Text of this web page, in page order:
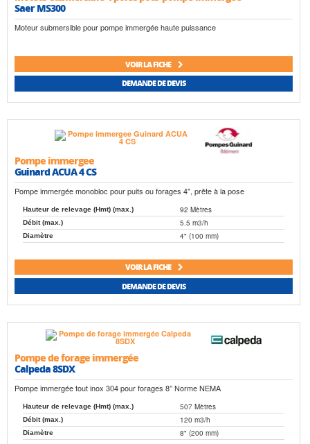
Saer MS300
Moteur submersible pour pompe immergée haute puissance
VOIR LA FICHE
DEMANDE DE DEVIS
Pompe immergee
Guinard ACUA 4 CS
Pompe immergée monobloc pour puits ou forages 4", prête à la pose
Hauteur de relevage (Hmt) (max.) 92 Mètres
Débit (max.) 5.5 m3/h
Diamètre 4" (100 mm)
VOIR LA FICHE
DEMANDE DE DEVIS
Pompe de forage immergée
Calpeda 8SDX
Pompe immergée tout inox 304 pour forages 8’’ Norme NEMA
Hauteur de relevage (Hmt) (max.) 507 Mètres
Débit (max.) 120 m3/h
Diamètre 8" (200 mm)